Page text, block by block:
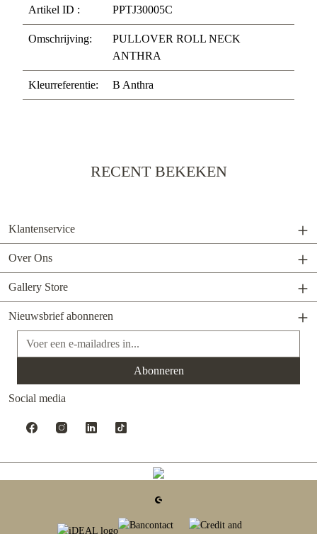
Artikel ID : PPTJ30005C
Omschrijving:
PULLOVER ROLL NECK
ANTHRA
Kleurreferentie: B Anthra
RECENT BEKEKEN
Klantenservice
Over Ons
Gallery Store
Nieuwsbrief abonneren
E-mailadres*
Abonneren
Social media